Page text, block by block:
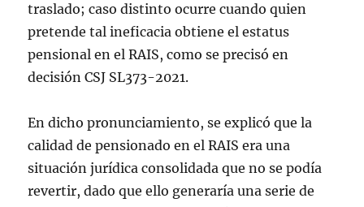
traslado; caso distinto ocurre cuando quien
pretende tal ineficacia obtiene el estatus
pensional en el RAIS, como se precisó en
decisión CSJ SL373-2021.
En dicho pronunciamiento, se explicó que la
calidad de pensionado en el RAIS era una
situación jurídica consolidada que no se podía
revertir, dado que ello generaría una serie de